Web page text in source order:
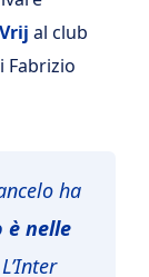
al club
Fabrizio
ha
è nelle